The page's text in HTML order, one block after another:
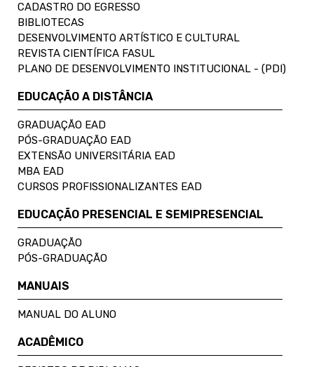
CADASTRO DO EGRESSO
BIBLIOTECAS
DESENVOLVIMENTO ARTÍSTICO E CULTURAL
REVISTA CIENTÍFICA FASUL
PLANO DE DESENVOLVIMENTO INSTITUCIONAL - (PDI)
EDUCAÇÃO A DISTÂNCIA
GRADUAÇÃO EAD
PÓS-GRADUAÇÃO EAD
EXTENSÃO UNIVERSITÁRIA EAD
MBA EAD
CURSOS PROFISSIONALIZANTES EAD
EDUCAÇÃO PRESENCIAL E SEMIPRESENCIAL
GRADUAÇÃO
PÓS-GRADUAÇÃO
MANUAIS
MANUAL DO ALUNO
ACADÊMICO